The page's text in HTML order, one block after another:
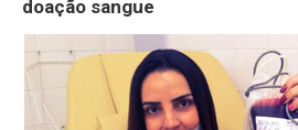
doação sangue